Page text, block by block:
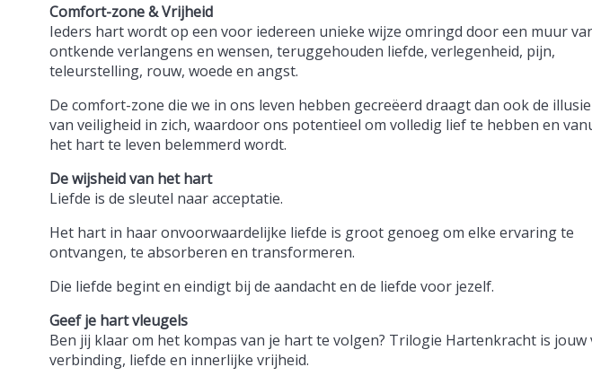
Comfort-zone & Vrijheid
Ieders hart wordt op een voor iedereen unieke wijze omringd door een muur
ontkende verlangens en wensen, teruggehouden liefde, verlegenheid, pijn,
teleurstelling, rouw, woede en angst.
De comfort-zone die we in ons leven hebben gecreëerd draagt dan ook de illusie
van veiligheid in zich, waardoor ons potentieel om volledig lief te hebben en
het hart te leven belemmerd wordt.
De wijsheid van het hart
Liefde is de sleutel naar acceptatie.
Het hart in haar onvoorwaardelijke liefde is groot genoeg om elke ervaring te
ontvangen, te absorberen en transformeren.
Die liefde begint en eindigt bij de aandacht en de liefde voor jezelf.
Geef je hart vleugels
Ben jij klaar om het kompas van je hart te volgen? Trilogie Hartenkracht is
verbinding, liefde en innerlijke vrijheid.